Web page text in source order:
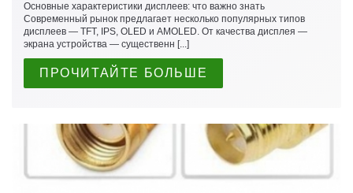
Основные характеристики дисплеев: что важно знать
Современный рынок предлагает несколько популярных типов
дисплеев — TFT, IPS, OLED и AMOLED. От качества дисплея —
экрана устройства — существенн [...]
ПРОЧИТАЙТЕ БОЛЬШЕ